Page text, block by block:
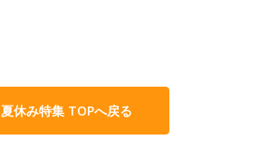
夏休み特集 TOPへ戻る